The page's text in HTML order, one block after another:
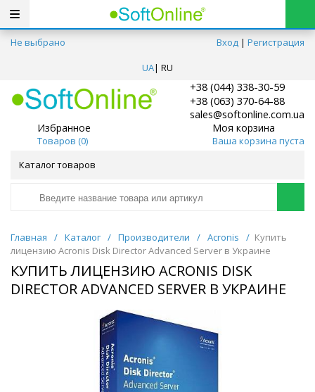
Не выбрано Вход | Регистрация
UA| RU
+38 (044) 338-30-59
+38 (063) 370-64-88
sales@softonline.com.ua
Избранное
Товаров (0)
Моя корзина
Ваша корзина пуста
Каталог товаров
Главная / Каталог / Производители / Acronis / Купить
лицензию Acronis Disk Director Advanced Server в Украине
КУПИТЬ ЛИЦЕНЗИЮ ACRONIS DISK
DIRECTOR ADVANCED SERVER В УКРАИНЕ